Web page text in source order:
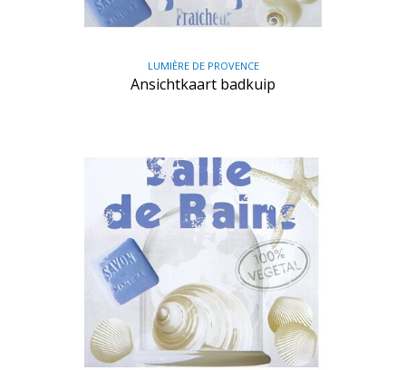
LUMIÈRE DE PROVENCE
Ansichtkaart badkuip